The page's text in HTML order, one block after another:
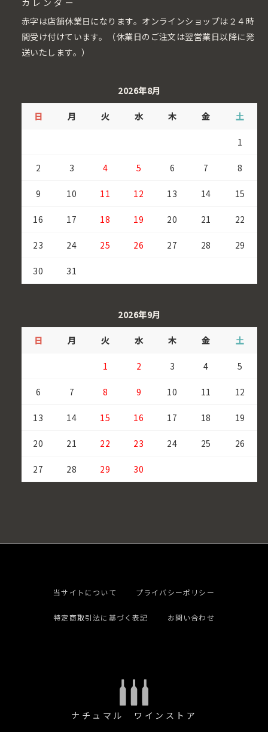
カレンダー
赤字は店舗休業日になります。オンラインショップは２４時
間受け付けています。（休業日のご注文は翌営業日以降に発
送いたします。）
2026年8月
日 月 火 水 木 金 土
1
2 3 4 5 6 7 8
9 10 11 12 13 14 15
16 17 18 19 20 21 22
23 24 25 26 27 28 29
30 31
2026年9月
日 月 火 水 木 金 土
1 2 3 4 5
6 7 8 9 10 11 12
13 14 15 16 17 18 19
20 21 22 23 24 25 26
27 28 29 30
当サイトについて プライバシーポリシー
特定商取引法に基づく表記 お問い合わせ
ナチュマル ワインストア